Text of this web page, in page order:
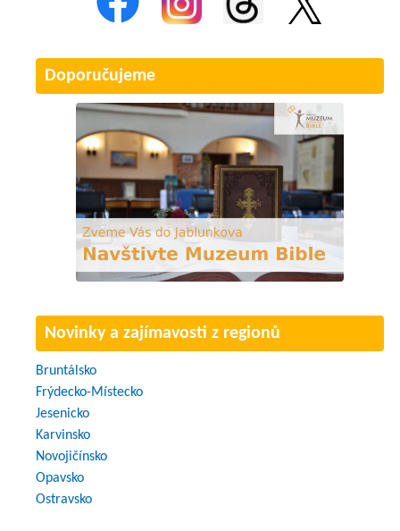
Doporučujeme
Novinky a zajímavosti z regionů
Bruntálsko
Frýdecko-Místecko
Jesenicko
Karvinsko
Novojičínsko
Opavsko
Ostravsko